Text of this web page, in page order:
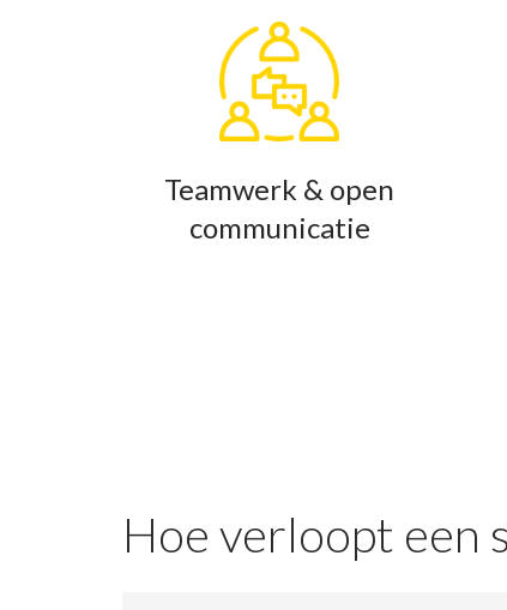
Teamwerk & open
communicatie
Hoe verloopt een